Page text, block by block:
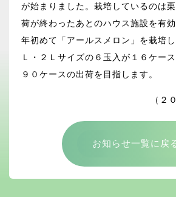
が始まりました。栽培しているのは
荷が終わったあとのハウス施設を有
年初めて「アールスメロン」を栽培
Ｌ・２Ｌサイズの６玉入が１６ケー
９０ケースの出荷を目指します。
（２
お知らせ一覧に戻